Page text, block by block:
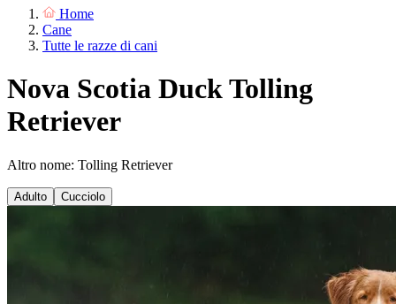
Home
Cane
Tutte le razze di cani
Nova Scotia Duck Tolling
Retriever
Altro nome: Tolling Retriever
Adulto Cucciolo